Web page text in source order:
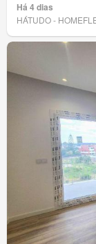
Há 4 dias
HÁTUDO -